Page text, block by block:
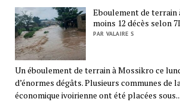
Eboulement de terrain
moins 12 décès selon
PAR VALAIRE S
Un éboulement de terrain à Mossikro ce
d’énormes dégâts. Plusieurs communes de
économique ivoirienne ont été placées sous...